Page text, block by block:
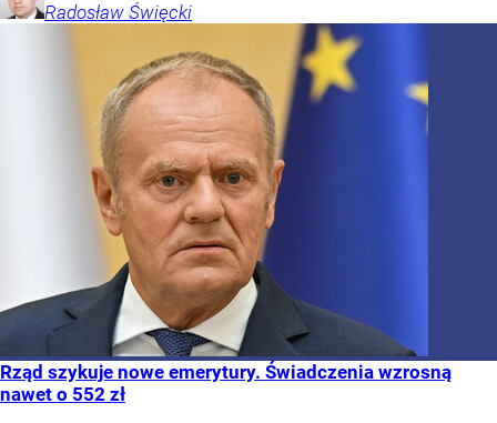
Radosław Święcki
Rząd szykuje nowe emerytury. Świadczenia wzrosną
nawet o 552 zł